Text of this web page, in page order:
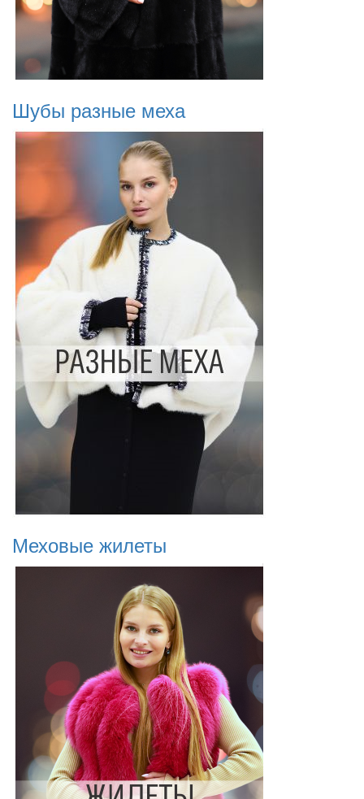
Шубы разные меха
Меховые жилеты